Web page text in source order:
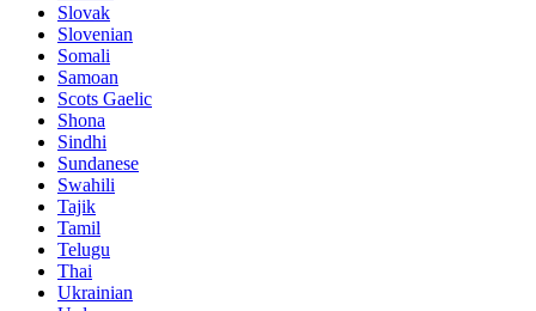
Slovak
Slovenian
Somali
Samoan
Scots Gaelic
Shona
Sindhi
Sundanese
Swahili
Tajik
Tamil
Telugu
Thai
Ukrainian